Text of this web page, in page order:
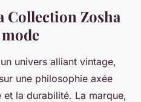
Collection Zosha
univers alliant vintage,
une philosophie axée
la durabilité. La marque,